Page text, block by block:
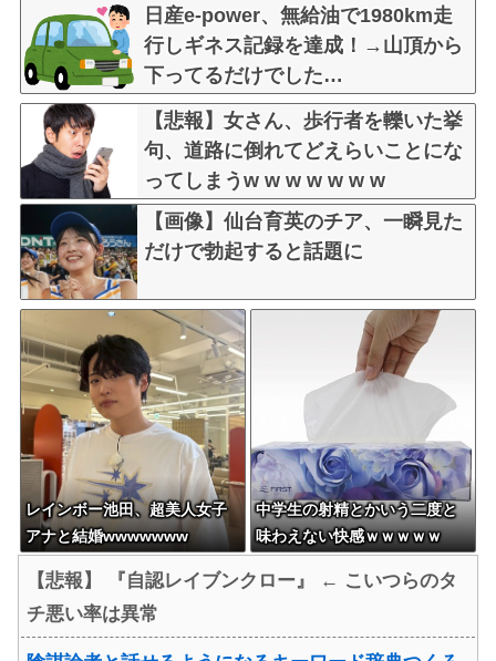
日産e-power、無給油で1980km走
行しギネス記録を達成！→山頂から
下ってるだけでした…
【悲報】女さん、歩行者を轢いた挙
句、道路に倒れてどえらいことにな
ってしまうw w w w w w w
【画像】仙台育英のチア、一瞬見た
だけで勃起すると話題に
レインボー池田、超美人女子
アナと結婚wwwwwww
中学生の射精とかいう二度と
味わえない快感ｗｗｗｗｗ
【悲報】 『自認レイブンクロー』 ← こいつらのタ
チ悪い率は異常